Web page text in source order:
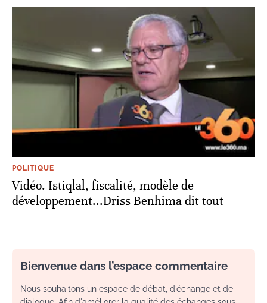
POLITIQUE
Vidéo. Istiqlal, fiscalité, modèle de
développement...Driss Benhima dit tout
Bienvenue dans l’espace commentaire
Nous souhaitons un espace de débat, d’échange et de